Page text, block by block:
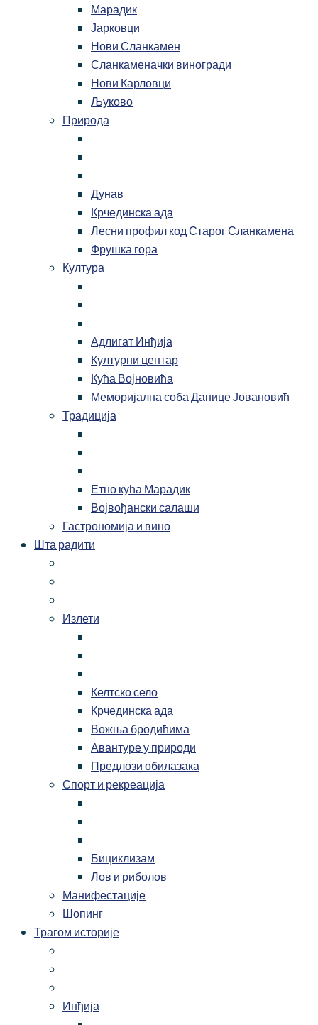
Марадик
Јарковци
Нови Сланкамен
Сланкаменачки виногради
Нови Карловци
Љуково
Природа
Дунав
Крчединска ада
Лесни профил код Старог Сланкамена
Фрушка гора
Култура
Адлигат Инђија
Културни центар
Кућа Војновића
Меморијална соба Данице Јовановић
Традиција
Етно кућа Марадик
Војвођански салаши
Гастрономија и вино
Шта радити
Излети
Келтско село
Крчединска ада
Вожња бродићима
Авантуре у природи
Предлози обилазака
Спорт и рекреација
Бициклизам
Лов и риболов
Манифестације
Шопинг
Трагом историје
Инђија